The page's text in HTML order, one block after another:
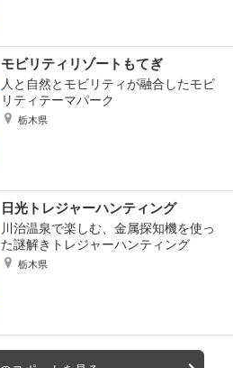
モビリティリゾートもてぎ
人と自然とモビリティが融合したモビ
リティテーマパーク
栃木県
日光トレジャーハンティング
川治温泉で楽しむ、金属探知機を使っ
た謎解きトレジャーハンティング
栃木県